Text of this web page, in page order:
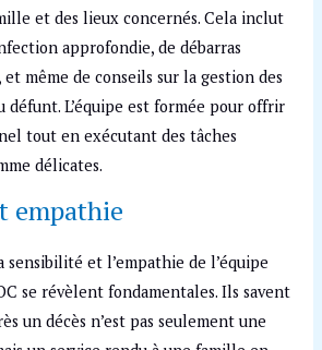
et des lieux concernés. Cela inclut
approfondie, de débarras
et même de conseils sur la gestion des
défunt. L’équipe est formée pour offrir
tout en exécutant des tâches
délicates.
empathie
sensibilité et l’empathie de l’équipe
se révèlent fondamentales. Ils savent
un décès n’est pas seulement une